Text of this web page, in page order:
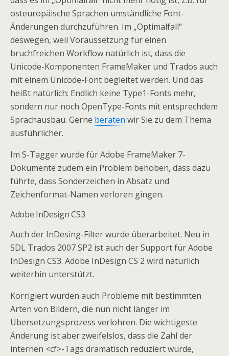
osteuropäische Sprachen umständliche Font-
Änderungen durchzuführen. Im „Optimalfall“
deswegen, weil Voraussetzung für einen
bruchfreichen Workflow natürlich ist, dass die
Unicode-Komponenten FrameMaker und Trados auch
mit einem Unicode-Font begleitet werden. Und das
heißt natürlich: Endlich keine Type1-Fonts mehr,
sondern nur noch OpenType-Fonts mit entsprechdem
Sprachausbau. Gerne beraten wir Sie zu dem Thema
ausführlicher.
Im S-Tagger wurde für Adobe FrameMaker 7-
Dokumente zudem ein Problem behoben, dass dazu
führte, dass Sonderzeichen in Absatz und
Zeichenformat-Namen verloren gingen.
Adobe InDesign CS3
Auch der InDesing-Filter wurde überarbeitet. Neu in
SDL Trados 2007 SP2 ist auch der Support für Adobe
InDesign CS3. Adobe InDesign CS 2 wird natürlich
weiterhin unterstützt.
Korrigiert wurden auch Probleme mit bestimmten
Arten von Bildern, die nun nicht länger im
Übersetzungsprozess verlohren. Die wichtigeste
Änderung ist aber zweifelslos, dass die Zahl der
internen <cf>-Tags dramatisch reduziert wurde,